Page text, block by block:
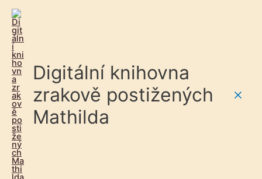
Digitální knihovna
zrakově postižených
Mathilda